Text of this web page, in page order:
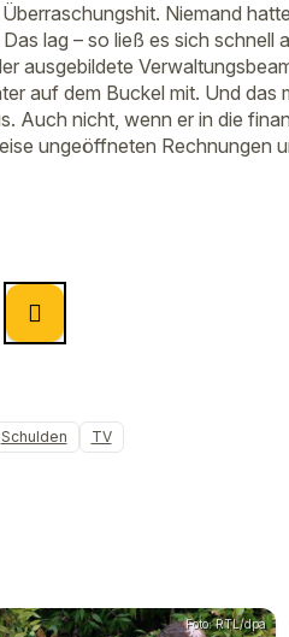
Niemand
lag – so ließ es sich schnell
ausgebildete
auf dem Buckel mit. Und das
Auch nicht, wenn er in die
ungeöffneten Rechnungen
Schulden TV
Foto: RTL/dpa